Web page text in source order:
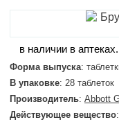
в наличии в аптеках.
Форма выпуска:
В упаковке: 28 таблеток
Производитель: Abbott
Действующее вещество